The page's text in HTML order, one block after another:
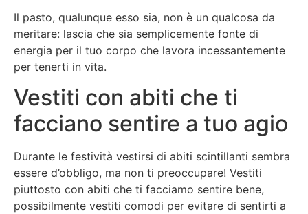
Il pasto, qualunque esso sia, non è un qualcosa da
meritare: lascia che sia semplicemente fonte di
energia per il tuo corpo che lavora incessantemente
per tenerti in vita.
Vestiti con abiti che ti
facciano sentire a tuo agio
Durante le festività vestirsi di abiti scintillanti sembra
essere d’obbligo, ma non ti preoccupare! Vestiti
piuttosto con abiti che ti facciamo sentire bene,
possibilmente vestiti comodi per evitare di sentirti a